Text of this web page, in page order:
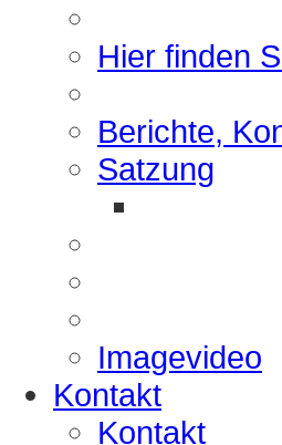
Hier finden
Berichte,
Satzung
Imagevideo
Kontakt
Kontakt